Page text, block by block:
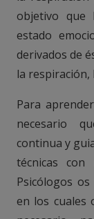
objetivo que
estado
derivados de
la respiración,
Para
necesario
continua y
técnicas con
Psicólogos
en los cuales